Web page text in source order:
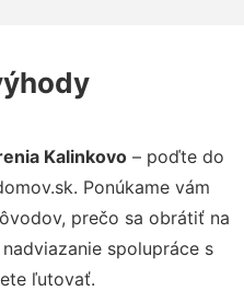
Kalinkovo – poďte do
Ponúkame vám
prečo sa obrátiť na
spolupráce s
ľutovať.